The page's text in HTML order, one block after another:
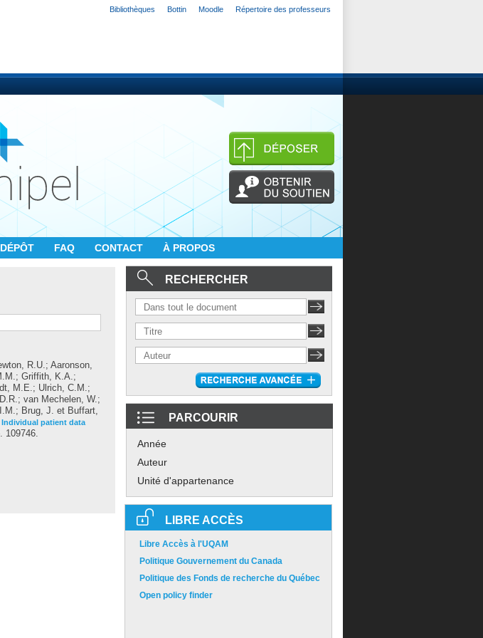
Bibliothèques Bottin Moodle Répertoire des professeurs
FAQ CONTACT À PROPOS
R.U.; Aaronson,
; Griffith, K.A.;
M.E.; Ulrich, C.M.;
; van Mechelen, W.;
; Brug, J. et Buffart,
patient data
109746.
RECHERCHER
PARCOURIR
Année
Auteur
Unité d'appartenance
LIBRE ACCÈS
Libre Accès à l'UQAM
Politique Gouvernement du Canada
Politique des Fonds de recherche du Québec
Open policy finder